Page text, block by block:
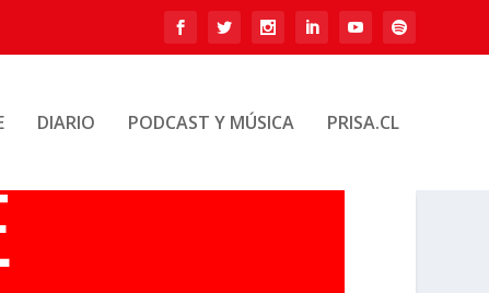
DIARIO PODCAST Y MÚSICA PRISA.CL